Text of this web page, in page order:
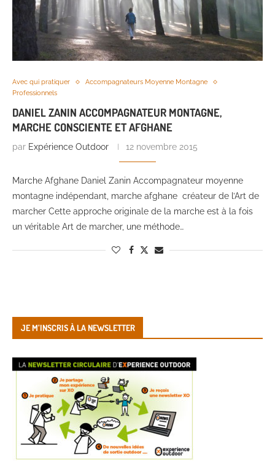
Avec qui pratiquer
Accompagnateurs Moyenne Montagne
Professionnels
DANIEL ZANIN ACCOMPAGNATEUR MONTAGNE,
MARCHE CONSCIENTE ET AFGHANE
par Expérience Outdoor 12 novembre 2015
Marche Afghane Daniel Zanin Accompagnateur moyenne
montagne indépendant, marche afghane créateur de l’Art de
marcher Cette approche originale de la marche est à la fois
un véritable Art de marcher, une méthode…
JE M’INSCRIS À LA NEWSLETTER